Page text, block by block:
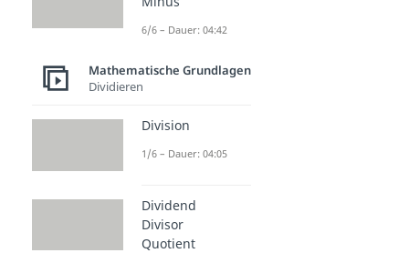
6/6 – Dauer: 04:42
Mathematische Grundlagen
Dividieren
Division
1/6 – Dauer: 04:05
Dividend
Divisor
Quotient